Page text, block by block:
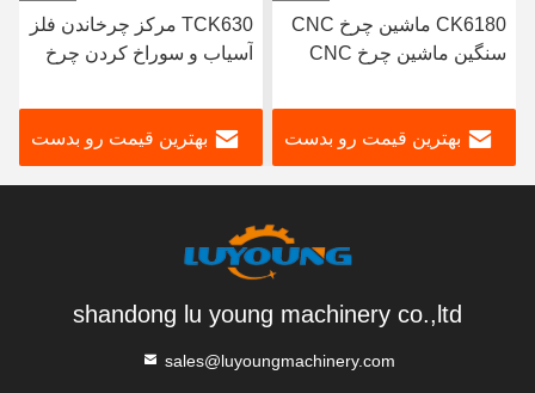
CK6180 ماشین چرخ CNC
سنگین ماشین چرخ CNC
بهترین قیمت رو بدست
TCK630 مرکز چرخاندن فلز
آسیاب و سوراخ کردن چرخ
3000rpm 3500rpm
بهترین قیمت رو بدست
shandong lu young machinery co.,ltd
sales@luyoungmachinery.com